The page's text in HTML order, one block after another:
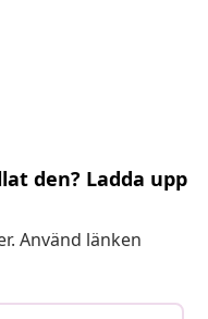
den? Ladda upp
Använd länken